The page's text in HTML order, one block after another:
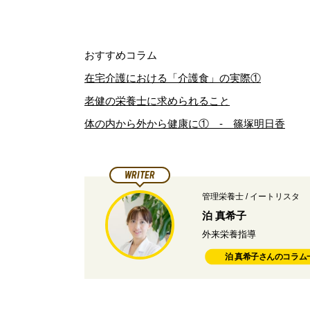
おすすめコラム
在宅介護における「介護食」の実際①
老健の栄養士に求められること
体の内から外から健康に① - 篠塚明日香
WRITER
管理栄養士 / イートリスタ
泊 真希子
外来栄養指導
泊 真希子さんのコラム